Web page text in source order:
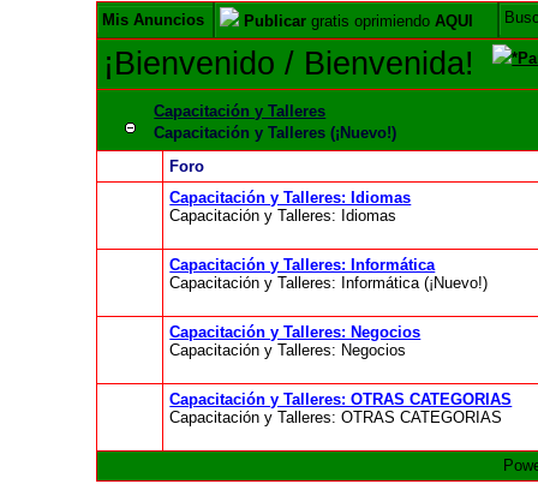
Mis Anuncios Publicar gratis oprimiendoAQUI
¡Bienvenido / Bienvenida!
Capacitación y Talleres
Capacitación y Talleres (¡Nuevo!)
Foro
Capacitación y Talleres: Idiomas
Capacitación y Talleres: Idiomas
Capacitación y Talleres: Informática
Capacitación y Talleres: Informática (¡Nuevo!)
Capacitación y Talleres: Negocios
Capacitación y Talleres: Negocios
Capacitación y Talleres: OTRAS CATEGORIAS
Capacitación y Talleres: OTRAS CATEGORIAS